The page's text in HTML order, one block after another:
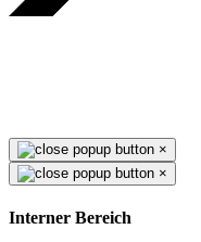
×
×
Interner Bereich